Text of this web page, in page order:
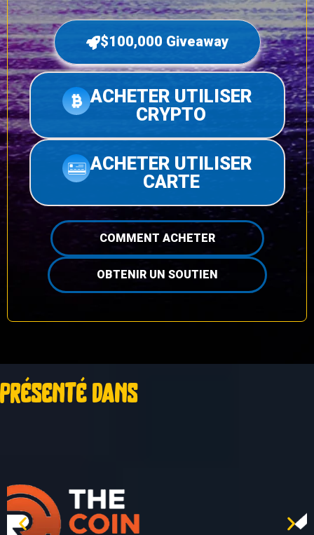
$100,000 Giveaway
ACHETER UTILISER
CRYPTO
ACHETER UTILISER
CARTE
COMMENT ACHETER
OBTENIR UN SOUTIEN
présenté dans